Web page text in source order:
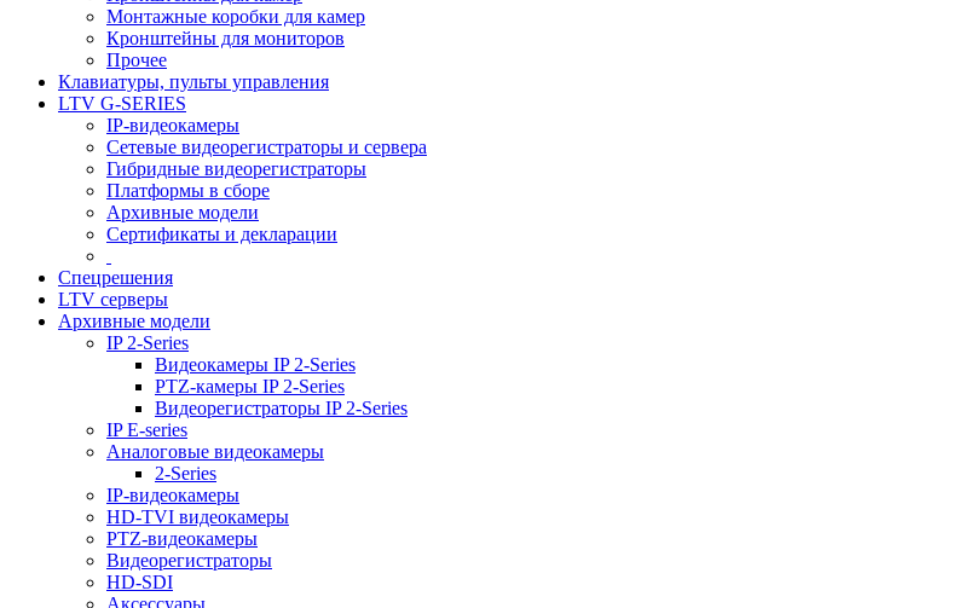
Монтажные коробки для камер
Кронштейны для мониторов
Прочее
Клавиатуры, пульты управления
LTV G-SERIES
IP-видеокамеры
Сетевые видеорегистраторы и сервера
Гибридные видеорегистраторы
Платформы в сборе
Архивные модели
Сертификаты и декларации
Спецрешения
LTV серверы
Архивные модели
IP 2-Series
Видеокамеры IP 2-Series
PTZ-камеры IP 2-Series
Видеорегистраторы IP 2-Series
IP E-series
Аналоговые видеокамеры
2-Series
IP-видеокамеры
HD-TVI видеокамеры
PTZ-видеокамеры
Видеорегистраторы
HD-SDI
Аксессуары